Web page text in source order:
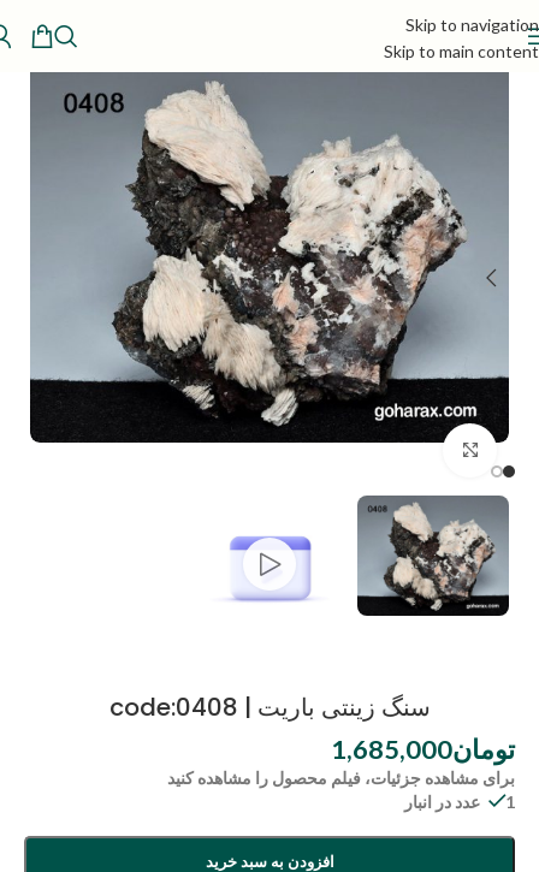
Skip to navigation
Skip to main content
سنگ زینتی باریت | code:0408
تومان1,685,000
برای مشاهده جزئیات، فیلم محصول را مشاهده کنید
1 عدد در انبار
افزودن به سبد خرید